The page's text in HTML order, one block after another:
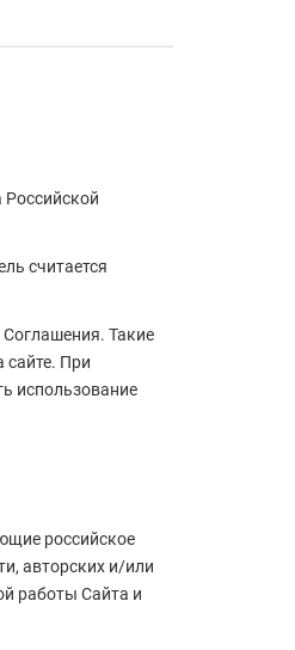
Российской
считается
Такие
сайте. При
использование
российское
авторских и/или
работы Сайта и